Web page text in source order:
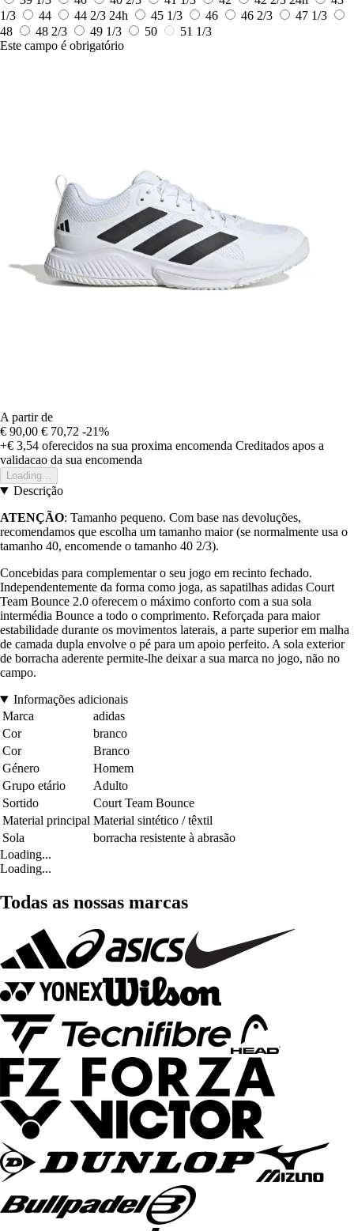
1/3
44 44 2/3 24h 45 1/3 46 46 2/3
47 1/3
48
48 2/3 49 1/3 50
51 1/3
Este campo é obrigatório
A partir de
€ 90,00 € 70,72 -21%
+€ 3,54 oferecidos na sua proxima encomenda Creditados apos a
validacao da sua encomenda
Loading...
Descrição
ATENÇÃO: Tamanho pequeno. Com base nas devoluções,
recomendamos que escolha um tamanho maior (se normalmente usa o
tamanho 40, encomende o tamanho 40 2/3).
Concebidas para complementar o seu jogo em recinto fechado.
Independentemente da forma como joga, as sapatilhas adidas Court
Team Bounce 2.0 oferecem o máximo conforto com a sua sola
intermédia Bounce a todo o comprimento. Reforçada para maior
estabilidade durante os movimentos laterais, a parte superior em malha
de camada dupla envolve o pé para um apoio perfeito. A sola exterior
de borracha aderente permite-lhe deixar a sua marca no jogo, não no
campo.
Informações adicionais
Marca
adidas
Cor
branco
Cor
Branco
Género
Homem
Grupo etário
Adulto
Sortido
Court Team Bounce
Material principal Material sintético / têxtil
Sola
borracha resistente à abrasão
Loading...
Loading...
Todas as nossas marcas